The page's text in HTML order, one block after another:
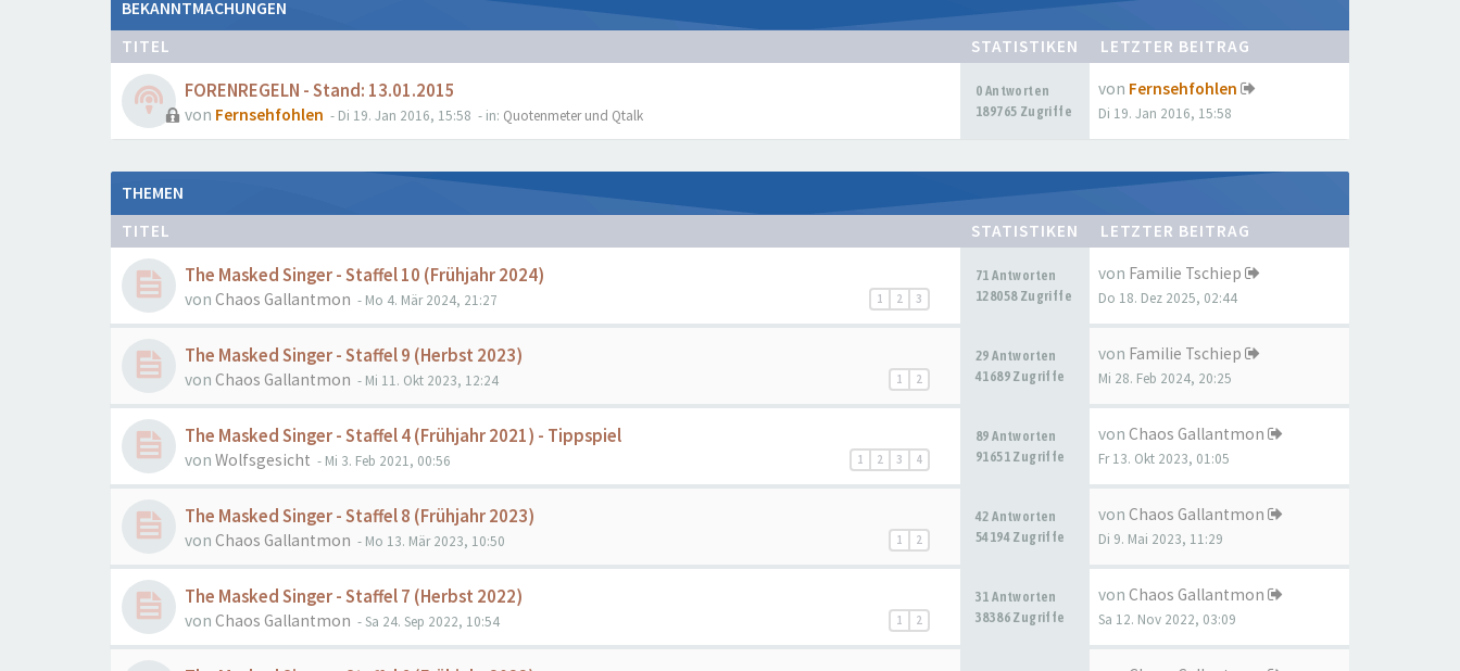
BEKANNTMACHUNGEN
TITEL
STATISTIKEN LETZTER BEITRAG
FORENREGELN - Stand: 13.01.2015
von Fernsehfohlen - Di 19. Jan 2016, 15:58 - in: Quotenmeter und Qtalk
0 Antworten
189765 Zugriffe
von Fernsehfohlen
Di 19. Jan 2016, 15:58
THEMEN
TITEL
STATISTIKEN LETZTER BEITRAG
The Masked Singer - Staffel 10 (Frühjahr 2024)
1 2 3
von Chaos Gallantmon - Mo 4. Mär 2024, 21:27
71 Antworten
128058 Zugriffe
von Familie Tschiep
Do 18. Dez 2025, 02:44
The Masked Singer - Staffel 9 (Herbst 2023)
1 2
von Chaos Gallantmon - Mi 11. Okt 2023, 12:24
29 Antworten
41689 Zugriffe
von Familie Tschiep
Mi 28. Feb 2024, 20:25
The Masked Singer - Staffel 4 (Frühjahr 2021) - Tippspiel
1 2 3 4
von Wolfsgesicht - Mi 3. Feb 2021, 00:56
89 Antworten
91651 Zugriffe
von Chaos Gallantmon
Fr 13. Okt 2023, 01:05
The Masked Singer - Staffel 8 (Frühjahr 2023)
1 2
von Chaos Gallantmon - Mo 13. Mär 2023, 10:50
42 Antworten
54194 Zugriffe
von Chaos Gallantmon
Di 9. Mai 2023, 11:29
The Masked Singer - Staffel 7 (Herbst 2022)
1 2
von Chaos Gallantmon - Sa 24. Sep 2022, 10:54
31 Antworten
38386 Zugriffe
von Chaos Gallantmon
Sa 12. Nov 2022, 03:09